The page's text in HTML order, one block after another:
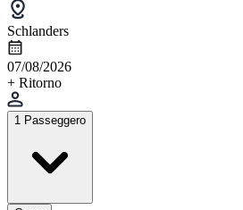
Schlanders
07/08/2026
+ Ritorno
1 Passeggero